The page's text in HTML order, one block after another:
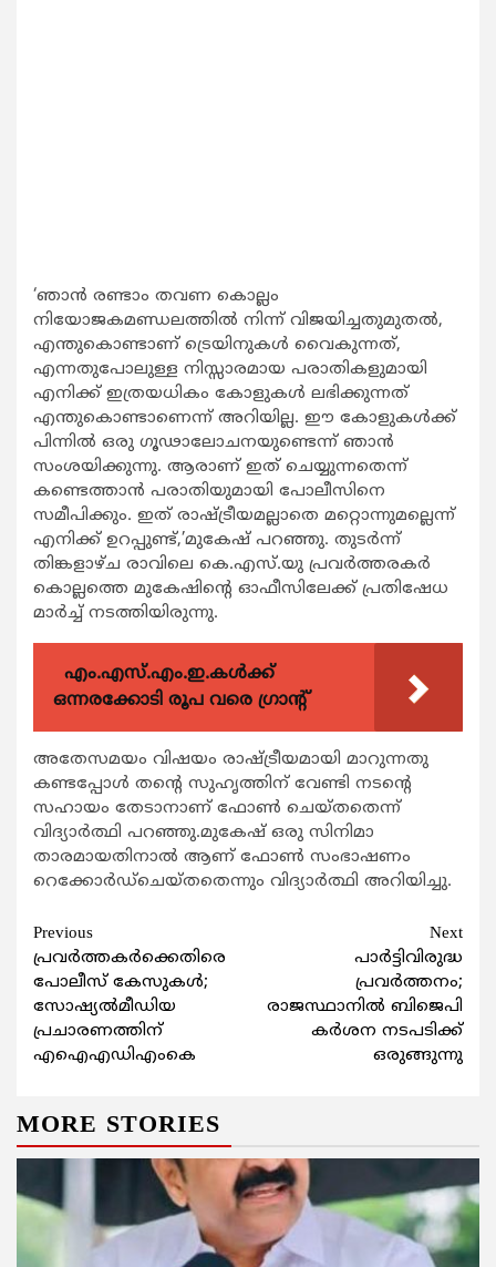
‘ഞാന്‍ രണ്ടാം തവണ കൊല്ലം
നിയോജകമണ്ഡലത്തില്‍ നിന്ന് വിജയിച്ചതുമുതല്‍,
എന്തുകൊണ്ടാണ് ട്രെയിനുകള്‍ വൈകുന്നത്,
എന്നതുപോലുള്ള നിസ്സാരമായ പരാതികളുമായി
എനിക്ക് ഇത്രയധികം കോളുകള്‍ ലഭിക്കുന്നത്
എന്തുകൊണ്ടാണെന്ന് അറിയില്ല. ഈ കോളുകള്‍ക്ക്
പിന്നില്‍ ഒരു ഗൂഢാലോചനയുണ്ടെന്ന് ഞാന്‍
സംശയിക്കുന്നു. ആരാണ് ഇത് ചെയ്യുന്നതെന്ന്
കണ്ടെത്താന്‍ പരാതിയുമായി പോലീസിനെ
സമീപിക്കും. ഇത് രാഷ്ട്രീയമല്ലാതെ മറ്റൊന്നുമല്ലെന്ന്
എനിക്ക് ഉറപ്പുണ്ട്,’മുകേഷ് പറഞ്ഞു. തുടര്‍ന്ന്
തിങ്കളാഴ്ച രാവിലെ കെ.എസ്.യു പ്രവര്‍ത്തരകര്‍
കൊല്ലത്തെ മുകേഷിന്‍റെ ഓഫീസിലേക്ക് പ്രതിഷേധ
മാര്‍ച്ച് നടത്തിയിരുന്നു.
എം.എസ്.എം.ഇ.കൾക്ക്
ഒന്നരക്കോടി രൂപ വരെ ഗ്രാന്റ്
അതേസമയം വിഷയം രാഷ്ട്രീയമായി മാറുന്നതു
കണ്ടപ്പോള്‍ തന്‍റെ സുഹൃത്തിന് വേണ്ടി നടന്‍റെ
സഹായം തേടാനാണ് ഫോണ്‍ ചെയ്തതെന്ന്
വിദ്യാര്‍ത്ഥി പറഞ്ഞു.മുകേഷ് ഒരു സിനിമാ
താരമായതിനാല്‍ ആണ് ഫോണ്‍ സംഭാഷണം
റെക്കോര്‍ഡ്ചെയ്തതെന്നും വിദ്യാര്‍ത്ഥി അറിയിച്ചു.
Continue
Reading
Previous
പ്രവര്‍ത്തകര്‍ക്കെതിരെ
പോലീസ് കേസുകള്‍;
സോഷ്യല്‍മീഡിയ
പ്രചാരണത്തിന്
എഐഎഡിഎംകെ
Next
പാര്‍ട്ടിവിരുദ്ധ
പ്രവര്‍ത്തനം;
രാജസ്ഥാനില്‍ ബിജെപി
കര്‍ശന നടപടിക്ക്
ഒരുങ്ങുന്നു
MORE STORIES